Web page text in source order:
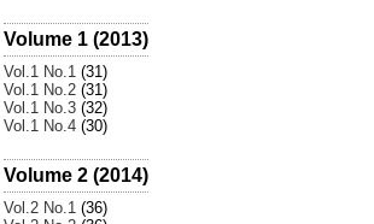
Volume 1 (2013)
Vol.1 No.1 (31)
Vol.1 No.2 (31)
Vol.1 No.3 (32)
Vol.1 No.4 (30)
Volume 2 (2014)
Vol.2 No.1 (36)